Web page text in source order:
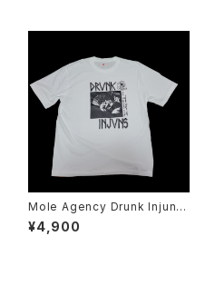
Mole Agency Drunk Injuns
Tシャツ Skate Rock
¥4,900